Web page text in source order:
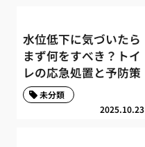
水位低下に気づいたら
まず何をすべき？トイ
レの応急処置と予防策
2025.10.23
未分類